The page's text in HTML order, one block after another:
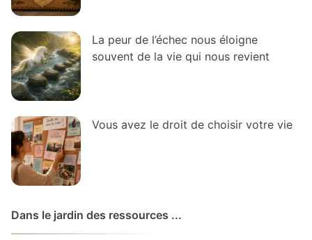
La peur de l’échec nous éloigne
souvent de la vie qui nous revient
Vous avez le droit de choisir votre vie
Dans le jardin des ressources ...